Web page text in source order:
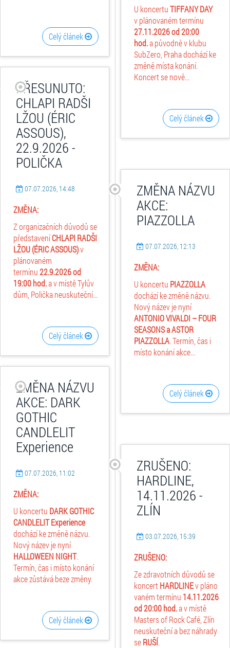
Celý článek
U koncertuTIFFANY DAY
v plánovaném termínu
27.11.2026 od 20:00
hod.a původně v klubu
SubZero, Praha dochází ke
změně místa konání.
Koncert se nově...
Celý článek
PŘESUNUTO:
CHLAPI RADŠI
LŽOU (ÉRIC
ASSOUS),
22.9.2026 -
POLIČKA
07.07.2026, 14:48
ZMĚNA:
Z organizačních důvodů se
představeníCHLAPI RADŠI
LŽOU (ÉRIC ASSOUS)v
plánovaném
termínu22.9.2026 od
19:00 hod.a v místě Tylův
dům, Polička neuskuteční...
Celý článek
ZMĚNA NÁZVU
AKCE:
PIAZZOLLA
07.07.2026, 12:13
ZMĚNA:
U koncertu PIAZZOLLA
dochází ke změně názvu.
Nový název je nyní
ANTONIO VIVALDI – FOUR
SEASONS a ASTOR
PIAZZOLLA. Termín, čas i
místo konání akce...
Celý článek
ZMĚNA NÁZVU
AKCE: DARK
GOTHIC
CANDLELIT
Experience
07.07.2026, 11:02
ZMĚNA:
U koncertu DARK GOTHIC
CANDLELIT Experience
dochází ke změně názvu.
Nový název je nyní
HALLOWEEN NIGHT.
Termín, čas i místo konání
akce zůstává beze změny.
Celý článek
ZRUŠENO:
HARDLINE,
14.11.2026 -
ZLÍN
03.07.2026, 15:39
ZRUŠENO:
Ze zdravotních důvodů se
koncert HARDLINEv pláno
vaném termínu 14.11.2026
od 20:00 hod.a v místě
Masters of Rock Café, Zlín
neuskuteční a bez náhrady
seRUŠÍ.